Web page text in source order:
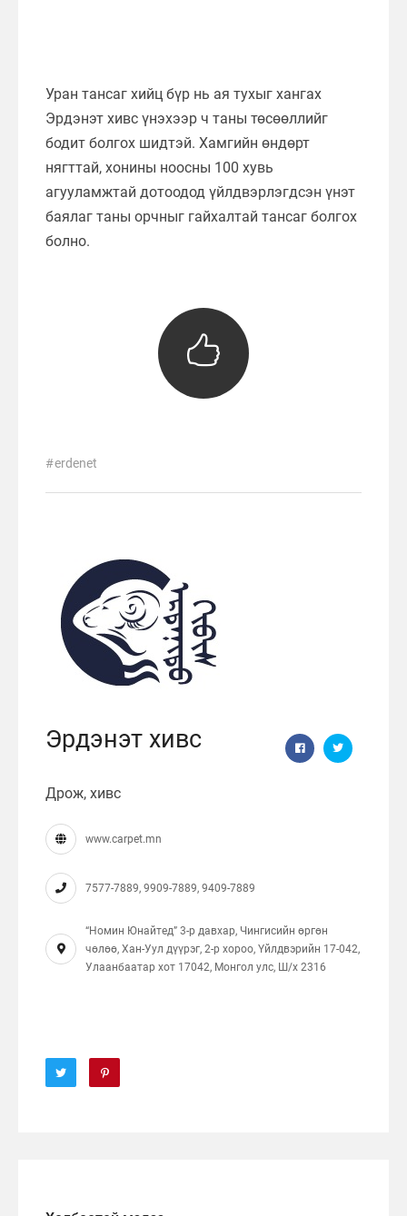
Уран тансаг хийц бүр нь ая тухыг хангах
Эрдэнэт хивс үнэхээр ч таны төсөөллийг
бодит болгох шидтэй. Хамгийн өндөрт
нягттай, хонины ноосны 100 хувь
агууламжтай дотоодод үйлдвэрлэгдсэн үнэт
баялаг таны орчныг гайхалтай тансаг болгох
болно.
erdenet
Эрдэнэт хивс
Дрож, хивс
www.carpet.mn
7577-7889, 9909-7889, 9409-7889
“Номин Юнайтед” 3-р давхар, Чингисийн өргөн
чөлөө, Хан-Уул дүүрэг, 2-р хороо, Үйлдвэрийн 17-042,
Улаанбаатар хот 17042, Монгол улс, Ш/x 2316